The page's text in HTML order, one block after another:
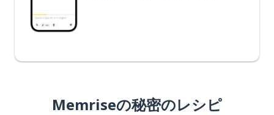
Memriseの秘密のレシピ